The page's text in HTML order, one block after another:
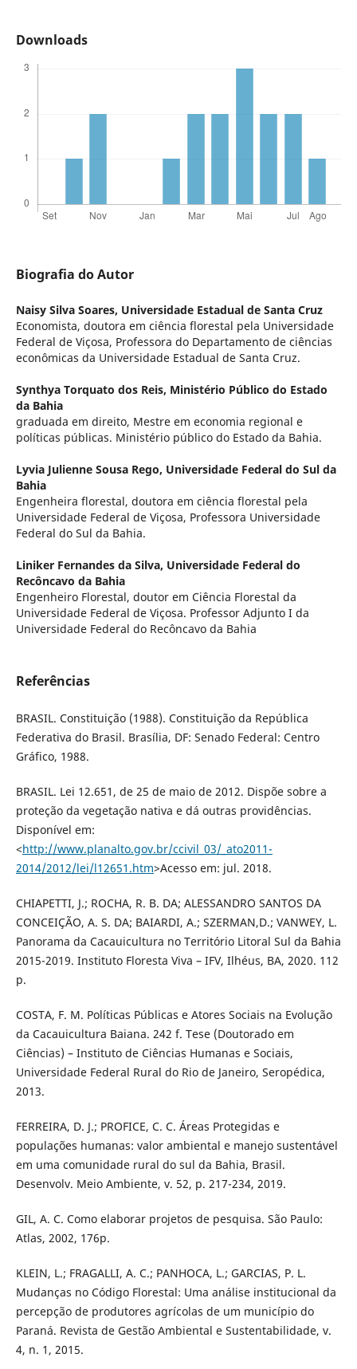
Downloads
Biografia do Autor
Naisy Silva Soares, Universidade Estadual de Santa Cruz
Economista, doutora em ciência florestal pela Universidade
Federal de Viçosa, Professora do Departamento de ciências
econômicas da Universidade Estadual de Santa Cruz.
Synthya Torquato dos Reis, Ministério Público do Estado
da Bahia
graduada em direito, Mestre em economia regional e
políticas públicas. Ministério público do Estado da Bahia.
Lyvia Julienne Sousa Rego, Universidade Federal do Sul da
Bahia
Engenheira florestal, doutora em ciência florestal pela
Universidade Federal de Viçosa, Professora Universidade
Federal do Sul da Bahia.
Liniker Fernandes da Silva, Universidade Federal do
Recôncavo da Bahia
Engenheiro Florestal, doutor em Ciência Florestal da
Universidade Federal de Viçosa. Professor Adjunto I da
Universidade Federal do Recôncavo da Bahia
Referências
BRASIL. Constituição (1988). Constituição da República
Federativa do Brasil. Brasília, DF: Senado Federal: Centro
Gráfico, 1988.
BRASIL. Lei 12.651, de 25 de maio de 2012. Dispõe sobre a
proteção da vegetação nativa e dá outras providências.
Disponível em:
<http://www.planalto.gov.br/ccivil_03/_ato2011-
2014/2012/lei/l12651.htm>Acesso em: jul. 2018.
CHIAPETTI, J.; ROCHA, R. B. DA; ALESSANDRO SANTOS DA
CONCEIÇÃO, A. S. DA; BAIARDI, A.; SZERMAN,D.; VANWEY, L.
Panorama da Cacauicultura no Território Litoral Sul da Bahia
2015-2019. Instituto Floresta Viva – IFV, Ilhéus, BA, 2020. 112
p.
COSTA, F. M. Políticas Públicas e Atores Sociais na Evolução
da Cacauicultura Baiana. 242 f. Tese (Doutorado em
Ciências) – Instituto de Ciências Humanas e Sociais,
Universidade Federal Rural do Rio de Janeiro, Seropédica,
2013.
FERREIRA, D. J.; PROFICE, C. C. Áreas Protegidas e
populações humanas: valor ambiental e manejo sustentável
em uma comunidade rural do sul da Bahia, Brasil.
Desenvolv. Meio Ambiente, v. 52, p. 217-234, 2019.
GIL, A. C. Como elaborar projetos de pesquisa. São Paulo:
Atlas, 2002, 176p.
KLEIN, L.; FRAGALLI, A. C.; PANHOCA, L.; GARCIAS, P. L.
Mudanças no Código Florestal: Uma análise institucional da
percepção de produtores agrícolas de um município do
Paraná. Revista de Gestão Ambiental e Sustentabilidade, v.
4, n. 1, 2015.